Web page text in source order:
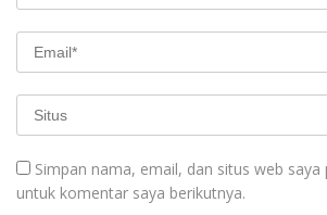
Simpan nama, email, dan situs web saya
untuk komentar saya berikutnya.